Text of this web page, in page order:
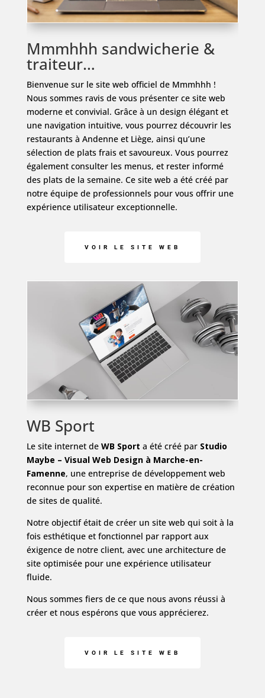
Mmmhhh sandwicherie &
traiteur…
Bienvenue sur le site web officiel de Mmmhhh !
Nous sommes ravis de vous présenter ce site web
moderne et convivial. Grâce à un design élégant et
une navigation intuitive, vous pourrez découvrir les
restaurants à Andenne et Liège, ainsi qu’une
sélection de plats frais et savoureux. Vous pourrez
également consulter les menus, et rester informé
des plats de la semaine. Ce site web a été créé par
notre équipe de professionnels pour vous offrir une
expérience utilisateur exceptionnelle.
VOIR LE SITE WEB
WB Sport
Le site internet de WB Sport a été créé par Studio
Maybe – Visual Web Design à Marche-en-
Famenne, une entreprise de développement web
reconnue pour son expertise en matière de création
de sites de qualité.
Notre objectif était de créer un site web qui soit à la
fois esthétique et fonctionnel par rapport aux
éxigence de notre client, avec une architecture de
site optimisée pour une expérience utilisateur
fluide.
Nous sommes fiers de ce que nous avons réussi à
créer et nous espérons que vous apprécierez.
VOIR LE SITE WEB